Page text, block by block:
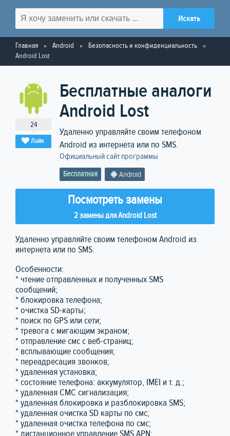
Главная Android
Безопасность и конфиденциальность
Android Lost
24
Лайк
Бесплатные аналоги
Android Lost
Удаленно управляйте своим телефоном
Android из интернета или по SMS.
Официальный сайт программы
Бесплатная Android
Посмотреть замены
2 замены для Android Lost
Удаленно управляйте своим телефоном Android из
интернета или по SMS.
Особенности:
* чтение отправленных и полученных SMS
сообщений;
* блокировка телефона;
* очистка SD-карты;
* поиск по GPS или сети;
* тревога с мигающим экраном;
* отправление смс с веб-страниц;
* всплывающие сообщения;
* переадресация звонков;
* удаленная установка;
* состояние телефона: аккумулятор, IMEI и т. д.;
* удаленная СМС сигнализация;
* удаленная блокировка и разблокировка SMS;
* удаленная очистка SD карты по смс;
* удаленная очистка телефона по смс;